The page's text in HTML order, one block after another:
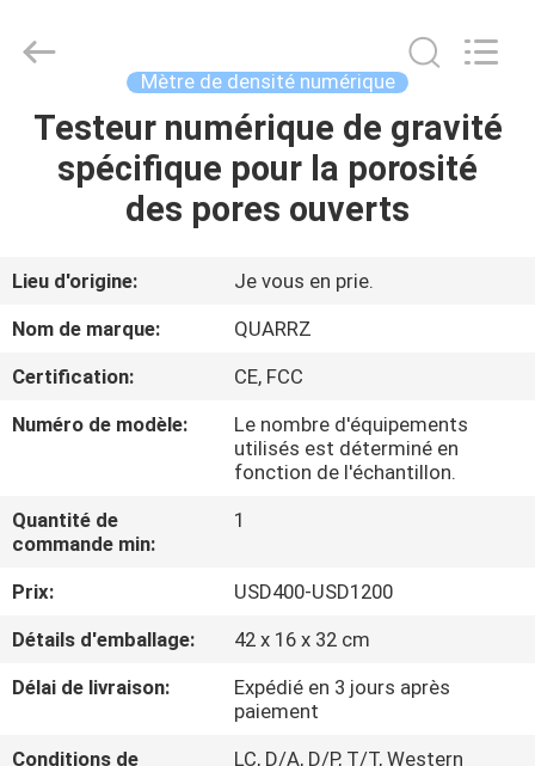
MAISON
AU
SUJET
NOUS
VISITE
D'USINE
CONTRÔLE
DE
Rights
Reserved.
Mètre de densité numérique
Testeur numérique de gravité
spécifique pour la porosité
des pores ouverts
Lieu d'origine:
Je vous en prie.
Nom de marque:
QUARRZ
Certification:
CE, FCC
Numéro de modèle:
Le nombre d'équipements
utilisés est déterminé en
fonction de l'échantillon.
Quantité de
commande min:
1
Prix:
USD400-USD1200
Détails d'emballage:
42 x 16 x 32 cm
Délai de livraison:
Expédié en 3 jours après
paiement
Conditions de
LC, D/A, D/P, T/T, Western